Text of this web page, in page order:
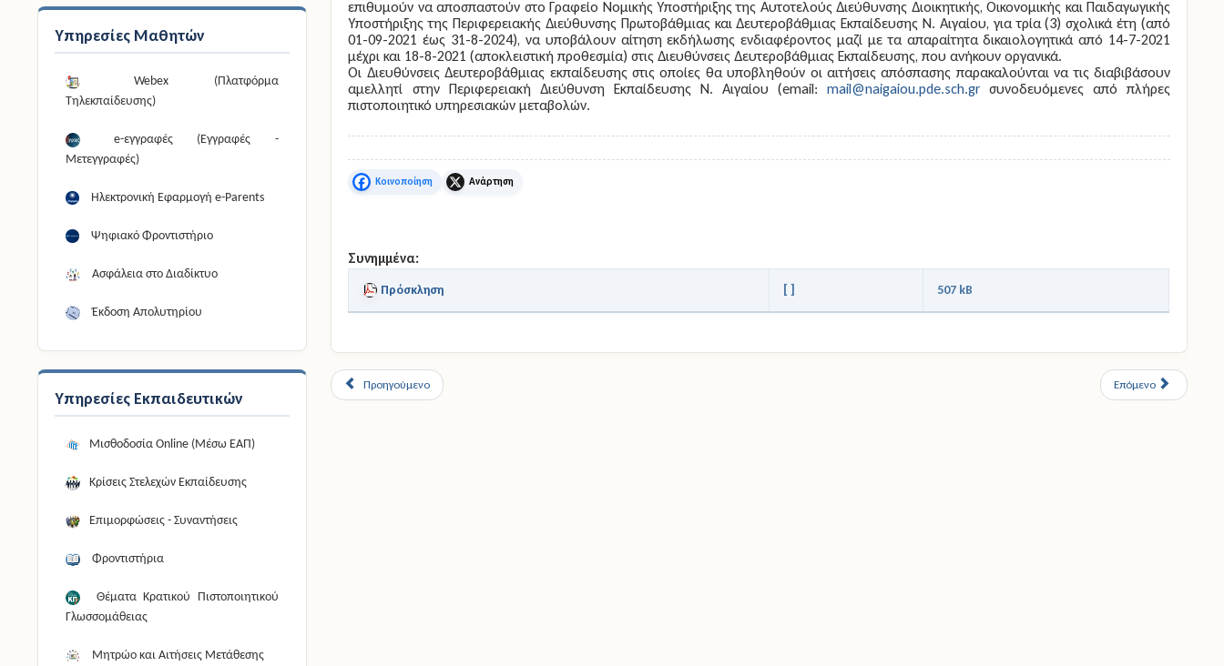
Υπηρεσίες Μαθητών
Webex (Πλατφόρμα
Τηλεκπαίδευσης)
e-εγγραφές (Εγγραφές -
Μετεγγραφές)
Ηλεκτρονική Εφαρμογή e-Parents
Ψηφιακό Φροντιστήριο
Ασφάλεια στο Διαδίκτυο
Έκδοση Απολυτηρίου
Υπηρεσίες Εκπαιδευτικών
Μισθοδοσία Online (Μέσω ΕΑΠ)
Κρίσεις Στελεχών Εκπαίδευσης
Επιμορφώσεις - Συναντήσεις
Φροντιστήρια
Θέματα Κρατικού Πιστοποιητικού
Γλωσσομάθειας
Μητρώο και Αιτήσεις Μετάθεσης
επιθυμούν να αποσπαστούν στο Γραφείο Νομικής Υποστήριξης της Αυτοτελούς Διεύθυνσης Διοικητικής, Οικονομικής και Παιδαγωγικής
Υποστήριξης της Περιφερειακής Διεύθυνσης Πρωτοβάθμιας και Δευτεροβάθμιας Εκπαίδευσης Ν. Αιγαίου, για τρία (3) σχολικά έτη (από
01-09-2021 έως 31-8-2024), να υποβάλουν αίτηση εκδήλωσης ενδιαφέροντος μαζί με τα απαραίτητα δικαιολογητικάαπό 14-7-2021
μέχρι και 18-8-2021 (αποκλειστική προθεσμία)στις Διευθύνσεις Δευτεροβάθμιας Εκπαίδευσης, που ανήκουν οργανικά.
Οι Διευθύνσεις Δευτεροβάθμιας εκπαίδευσης στις οποίες θα υποβληθούν οι αιτήσεις απόσπασης παρακαλούνται να τις διαβιβάσουν
αμελλητί στην Περιφερειακή Διεύθυνση Εκπαίδευσης Ν. Αιγαίου (email: mail@naigaiou.pde.sch.gr συνοδευόμενες από πλήρες
πιστοποιητικό υπηρεσιακών μεταβολών.
Facebook X
Συνημμένα:
Πρόσκληση [ ] 507 kB
Προηγούμενο Επόμενο